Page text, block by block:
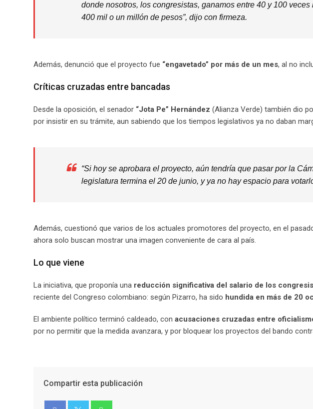
donde nosotros, los congresistas, ganamos entre 40 y 100
400 mil o un millón de pesos”, dijo con firmeza.
Además, denunció que el proyecto fue “engavetado” por más de un mes, al no
Críticas cruzadas entre bancadas
Desde la oposición, el senador “Jota Pe” Hernández (Alianza Verde) también dio
por insistir en su trámite, aun sabiendo que los tiempos legislativos ya no daban
“Si hoy se aprobara el proyecto, aún tendría que pasar por la
legislatura termina el 20 de junio, y ya no hay espacio para
Además, cuestionó que varios de los actuales promotores del proyecto, en el
ahora solo buscan mostrar una imagen conveniente de cara al país.
Lo que viene
La iniciativa, que proponía una reducción significativa del salario de los
reciente del Congreso colombiano: según Pizarro, ha sido hundida en más de 20
El ambiente político terminó caldeado, con acusaciones cruzadas entre
por no permitir que la medida avanzara, y por bloquear los proyectos del bando
Compartir esta publicación